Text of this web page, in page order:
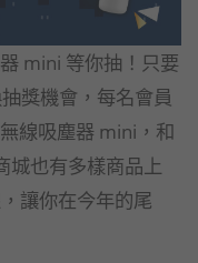
mini 等你抽！只要
獎機會，每名會員
線吸塵器 mini，和
城也有多樣商品上
讓你在今年的尾